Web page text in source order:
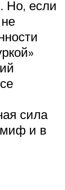
Но, если
сила
и в